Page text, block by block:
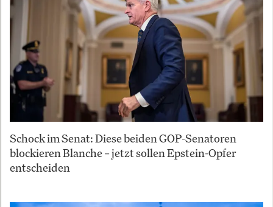
Schock im Senat: Diese beiden GOP-Senatoren
blockieren Blanche – jetzt sollen Epstein-Opfer
entscheiden